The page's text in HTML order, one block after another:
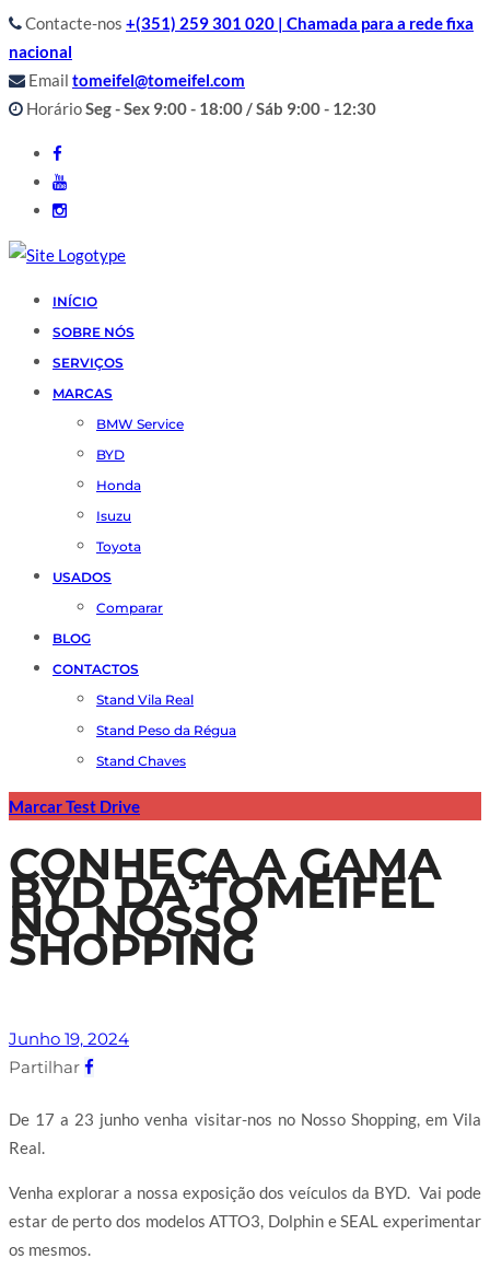
Contacte-nos +(351) 259 301 020 | Chamada para a rede fixa
nacional
Email tomeifel@tomeifel.com
HorárioSeg - Sex 9:00 - 18:00 / Sáb 9:00 - 12:30
INÍCIO
SOBRE NÓS
SERVIÇOS
MARCAS
BMW Service
BYD
Honda
Isuzu
Toyota
USADOS
Comparar
BLOG
CONTACTOS
Stand Vila Real
Stand Peso da Régua
Stand Chaves
Marcar Test Drive
CONHEÇA A GAMA
BYD DA TOMEIFEL
NO NOSSO
SHOPPING
Junho 19, 2024
Partilhar
De 17 a 23 junho venha visitar-nos no Nosso Shopping, em Vila
Real.
Venha explorar a nossa exposição dos veículos da BYD. Vai pode
estar de perto dos modelos ATTO3, Dolphin e SEAL experimentar
os mesmos.